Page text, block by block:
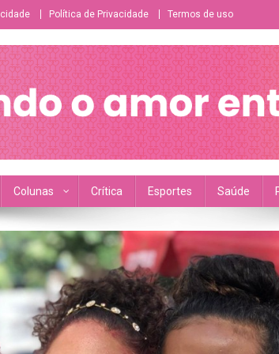
Política de Privacidade Termos de uso
bissexual/sáfico
Colunas Crítica Esportes Saúde